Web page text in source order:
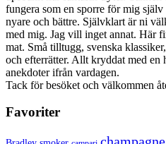
fungera som en sporre för mig
nyare och bättre. Självklart är ni
med mig. Jag vill inget annat. Här
mat. Små tilltugg, svenska
och efterrätter. Allt kryddat med en
anekdoter ifrån vardagen.
Tack för besöket och välkommen
Favoriter